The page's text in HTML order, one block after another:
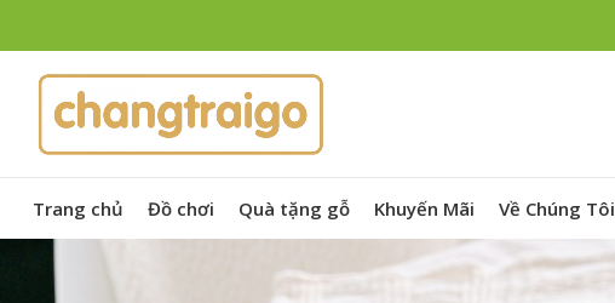
Trang chủ Đồ chơi Quà tặng gỗ Khuyến Mãi Về Chúng Tôi